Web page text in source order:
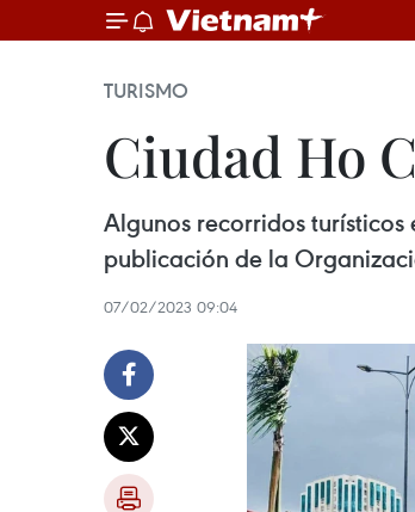
TURISMO
Ciudad Ho
Algunos recorridos
publicación de la
07/02/2023 09:04